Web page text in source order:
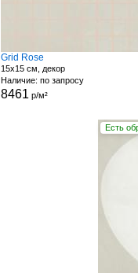
Grid Rose
15x15 см, декор
Наличие: по запросу
8461 р/м²
Есть